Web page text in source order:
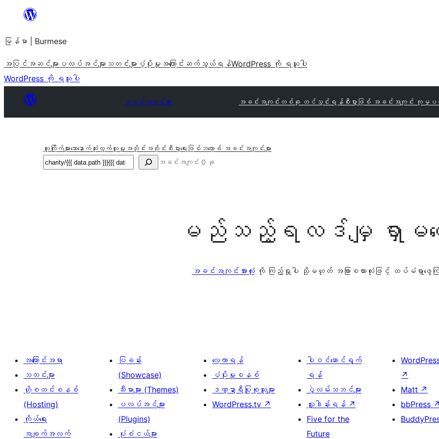
အကြောင်းအရာ
ကျော်သွား
ရန်
မြန်မာ | Burmese
အပြင်အဆင်များ ပလပ်အင်များ သတင်းများ ပံ့ပိုးမှု အကြောင်း ဆက်သွယ်ရန်WordPress ကို ရယူပါ
WordPress ကို ရယူပါ
အခင်းအကျင်းများ အခင်းအကျင်းတစ်ခု တင်သွင်းရန် စီးပွားဖြစ် အခင်းအကျင်း ကုမ္ပဏီ
လူကြိုက်များသောနောက်ဆုံးထွက် လူမှုအသိုင်းအဝိုင်း စီးပွားရေးဖြစ် ဘလော့ခ် အခင်းအကျင်းများ
ရှာ
အခင်းအကျင်း 0 ခု
မည်သည့်ရလဒ်မျှ ရှာမတွ
အခင်းအကျင်းအားလုံးကို ကြည့်ရှုပါ သို့မဟုတ် အခြားစကားလုံးဖြင့် ထပ်မံရှာဖွေက
အကြောင်းအရာ
သတင်းများ
ဟို့စတင်းစနစ်
(Hosting)
ကိုယ်ရေး
အချက်အလက်
ပြခန်း
(Showcase)
သီးမားများ (Themes)
ပလပ်အင်များ
(Plugins)
ပုံစံငယ်များ
လေ့လာရန်
ပံ့ပိုးမှုစနစ်
ဒဏ္ဍာရီပြုစုသူများ
WordPress.tv ↗
ပါဝင်ဆောင်ရွက်
ရန်
ပွဲလမ်းသဘင်များ
လှူဒါန်းရန် ↗
Five for the
Future
↗
Matt ↗
bbPress ↗